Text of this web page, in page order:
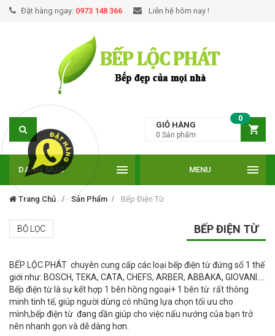
Đặt hàng ngay: 0973 148 366 Liên hệ hôm nay !
GIỎ HÀNG
0
0 Sản phẩm
DANH MỤC MENU
Trang Chủ Sản Phẩm Bếp Điện Từ
BỘ LỌC BẾP ĐIỆN TỪ
BẾP LỘC PHÁT chuyên cung cấp các loại bếp điện từ đứng số 1 thế
giới như: BOSCH, TEKA, CATA, CHEFS, ARBER, ABBAKA, GIOVANI….
Bếp điện từ là sự kết hợp 1 bên hồng ngoại+ 1 bên từ rất thông
minh tinh tế, giúp người dùng có những lựa chọn tối ưu cho
mình,bếp điện từ đang dần giúp cho việc nấu nướng của bạn trở
nên nhanh gọn và dễ dàng hơn.